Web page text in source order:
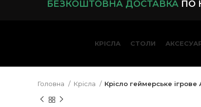
БЕЗКОШТОВНА ДОСТАВКА ПО
КРІСЛА СТОЛИ
Головна Крісла Крісло геймерське